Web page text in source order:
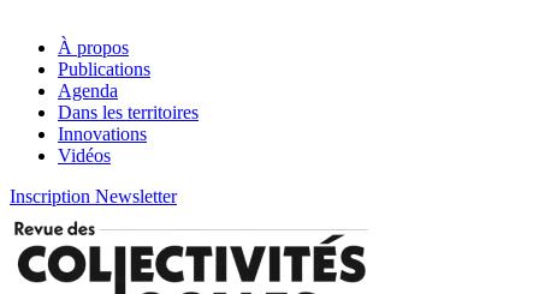
À propos
Publications
Agenda
Dans les territoires
Innovations
Vidéos
Inscription Newsletter